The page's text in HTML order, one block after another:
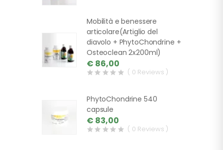
Mobilità e benessere
articolare(Artiglio del
diavolo + PhytoChondrine +
Osteoclean 2x200ml)
€ 86,00
( 0 Reviews )
PhytoChondrine 540
capsule
€ 83,00
( 0 Reviews )